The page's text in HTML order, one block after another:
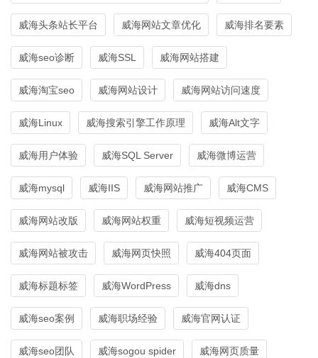
威海头条站长平台 威海网站文章优化 威海排名要素
威海seo诊断 威海SSL 威海网站搭建
威海淘宝seo 威海网站设计 威海网站访问速度
威海Linux 威海搜索引擎工作原理 威海Alt文字
威海用户体验 威海SQL Server 威海微博运营
威海mysql 威海IIS 威海网站推广 威海CMS
威海网站改版 威海网站权重 威海短视频运营
威海网站被攻击 威海网页快照 威海404页面
威海标题标签 威海WordPress 威海dns
威海seo案例 威海职场经验 威海官网认证
威海seo团队 威海sogou spider 威海网页质量